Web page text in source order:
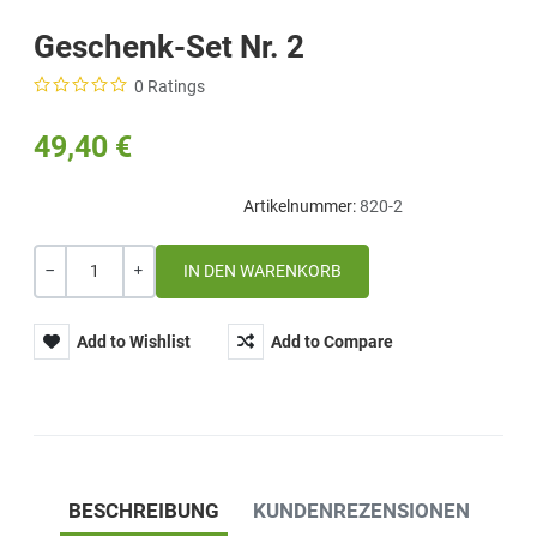
Geschenk-Set Nr. 2
0 Ratings
49,40 €
Artikelnummer:820-2
Add to Wishlist Add to Compare
BESCHREIBUNG KUNDENREZENSIONEN